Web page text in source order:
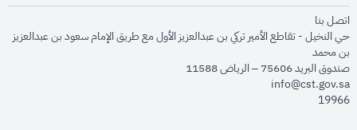
اتصل بنا
حي النخيل - تقاطع الأمير تركي بن عبدالعزيز الأول مع طريق الإمام سعود بن عبدالعزيز
بن محمد
صندوق البريد 75606 – الرياض 11588
info@cst.gov.sa
19966